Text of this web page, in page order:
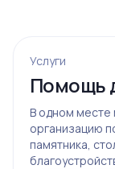
Услуги
Помощь
В одном месте
организацию
памятника,